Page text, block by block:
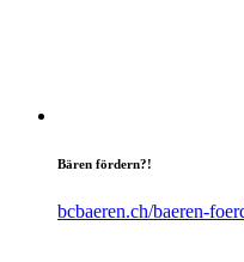
Bären fördern?!
bcbaeren.ch/baeren-